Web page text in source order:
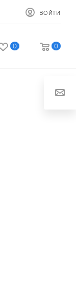
ВОЙТИ
0 0